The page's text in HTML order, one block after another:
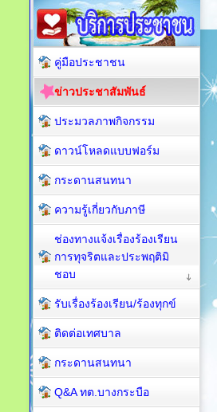
คู่มือประชาชน
ข่าวประชาสัมพันธ์
ประมวลภาพกิจกรรม
ดาวน์โหลดแบบฟอร์ม
กระดานสนทนา
ความรู้เกี่ยวกับภาษี
ช่องทางแจ้งเรื่องร้องเรียน
การทุจริตและประพฤติมิ
ชอบ
รับเรื่องร้องเรียน/ร้องทุกข์
ติดต่อเทศบาล
กระดานสนทนา
Q&A ทต.บางกระบือ